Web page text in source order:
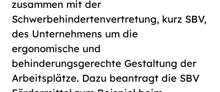
zusammen mit der
Schwerbehindertenvertretung, kurz SBV,
des Unternehmens um die
ergonomische und
behinderungsgerechte Gestaltung der
Arbeitsplätze. Dazu beantragt die SBV